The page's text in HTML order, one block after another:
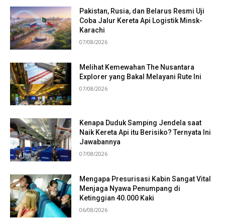
Pakistan, Rusia, dan Belarus Resmi Uji
Coba Jalur Kereta Api Logistik Minsk-
Karachi
07/08/2026
Melihat Kemewahan The Nusantara
Explorer yang Bakal Melayani Rute Ini
07/08/2026
Kenapa Duduk Samping Jendela saat
Naik Kereta Api itu Berisiko? Ternyata Ini
Jawabannya
07/08/2026
Mengapa Presurisasi Kabin Sangat Vital
Menjaga Nyawa Penumpang di
Ketinggian 40.000 Kaki
06/08/2026